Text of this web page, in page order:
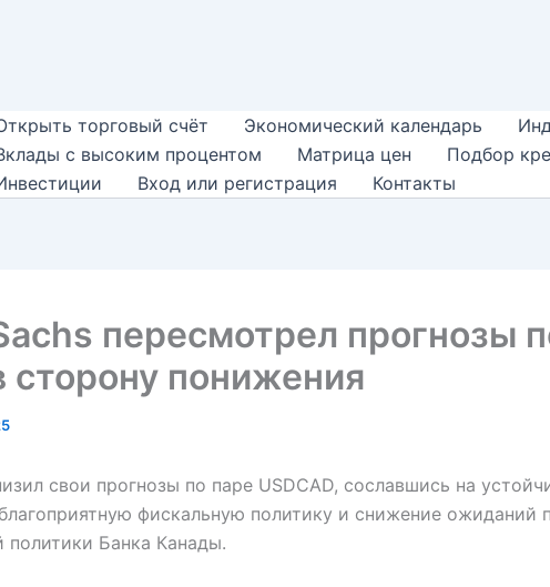
торговый счёт Экономический календарь
с высоким процентом
Матрица цен Подбор
Вход или регистрация Контакты
пересмотрел прогнозы
сторону понижения
свои прогнозы по паре USDCAD, сославшись на
фискальную политику и снижение ожиданий
Банка Канады.